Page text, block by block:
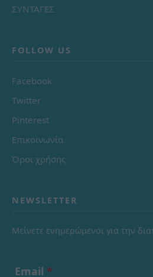
ΣΥΝΤΑΓΕΣ
FOLLOW US
Facebook
Twitter
Pinterest
Επικοινωνία
Όροι χρήσης
NEWSLETTER
Μείνετε ενημερώμενοι για την
Email *